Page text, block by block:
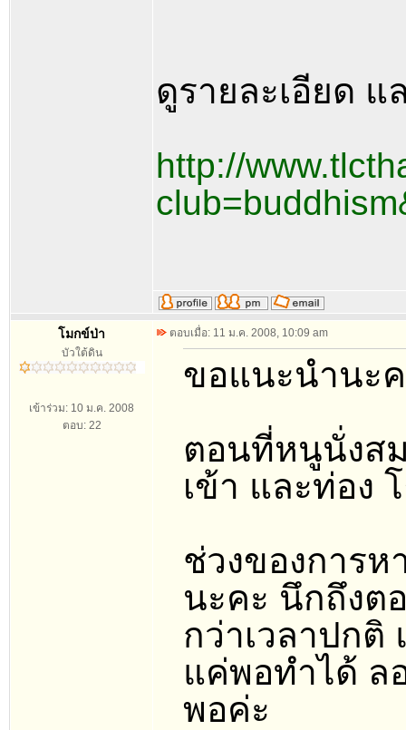
ดูรายละเอียด
http://
โมกข์ป่า
บัวใต้ดิน
เข้าร่วม: 10 ม.ค. 2008
ตอบ: 22
ตอบเมื่อ: 11 ม.ค. 2008, 10:09 am
ขอแนะนำนะ
ตอนที่หนูนั่งส
เข้า และท่อง
ช่วงของการ
นะคะ นึกถึงต
กว่าเวลาปกติ
แค่พอทำได้ ล
พอค่ะ